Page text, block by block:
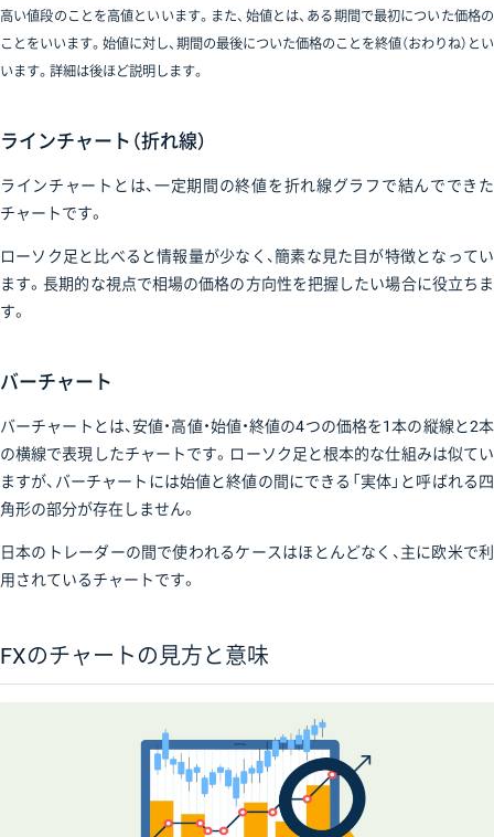
高い値段のことを高値といいます。また、始値とは、ある期間で最初についた価格の
ことをいいます。始値に対し、期間の最後についた価格のことを終値（おわりね）とい
います。詳細は後ほど説明します。
ラインチャート（折れ線）
ラインチャートとは、一定期間の終値を折れ線グラフで結んでできた
チャートです。
ローソク足と比べると情報量が少なく、簡素な見た目が特徴となってい
ます。長期的な視点で相場の価格の方向性を把握したい場合に役立ちま
す。
バーチャート
バーチャートとは、安値・高値・始値・終値の4つの価格を1本の縦線と2本
の横線で表現したチャートです。ローソク足と根本的な仕組みは似てい
ますが、バーチャートには始値と終値の間にできる「実体」と呼ばれる四
角形の部分が存在しません。
日本のトレーダーの間で使われるケースはほとんどなく、主に欧米で利
用されているチャートです。
FXのチャートの見方と意味